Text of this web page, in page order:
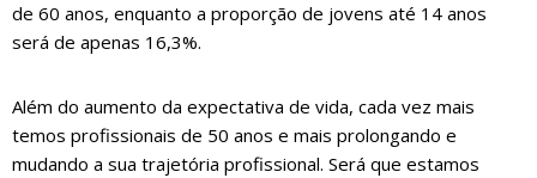
de 60 anos, enquanto a proporção de jovens até 14 anos
será de apenas 16,3%.
Além do aumento da expectativa de vida, cada vez mais
temos profissionais de 50 anos e mais prolongando e
mudando a sua trajetória profissional. Será que estamos